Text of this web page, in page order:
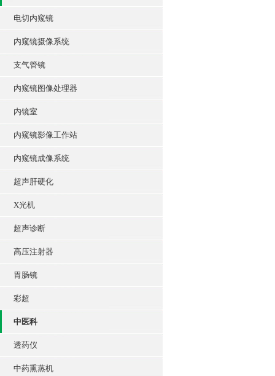
电切内窥镜
内窥镜摄像系统
支气管镜
内窥镜图像处理器
内镜室
内窥镜影像工作站
内窥镜成像系统
超声肝硬化
X光机
超声诊断
高压注射器
胃肠镜
彩超
中医科
透药仪
中药熏蒸机